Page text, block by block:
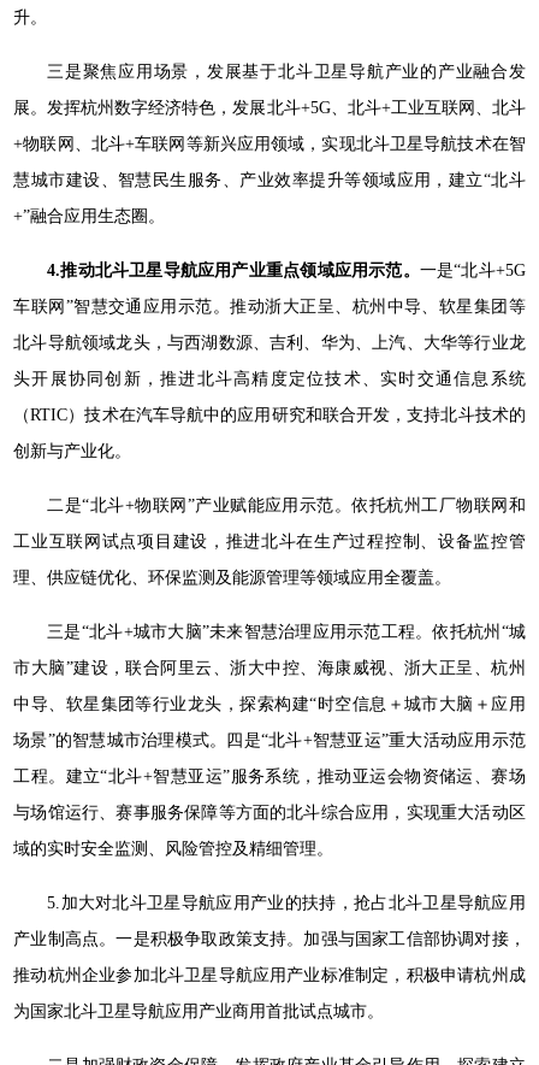
升。
三是聚焦应用场景，发展基于北斗卫星导航产业的产业融合发
展。发挥杭州数字经济特色，发展北斗+5G、北斗+工业互联网、北斗
+物联网、北斗+车联网等新兴应用领域，实现北斗卫星导航技术在智
慧城市建设、智慧民生服务、产业效率提升等领域应用，建立“北斗
+”融合应用生态圈。
4.推动北斗卫星导航应用产业重点领域应用示范。 一是“北斗+5G
车联网”智慧交通应用示范。推动浙大正呈、杭州中导、软星集团等
北斗导航领域龙头，与西湖数源、吉利、华为、上汽、大华等行业龙
头开展协同创新，推进北斗高精度定位技术、实时交通信息系统
（RTIC）技术在汽车导航中的应用研究和联合开发，支持北斗技术的
创新与产业化。
二是“北斗+物联网”产业赋能应用示范。依托杭州工厂物联网和
工业互联网试点项目建设，推进北斗在生产过程控制、设备监控管
理、供应链优化、环保监测及能源管理等领域应用全覆盖。
三是“北斗+城市大脑”未来智慧治理应用示范工程。依托杭州“城
市大脑”建设，联合阿里云、浙大中控、海康威视、浙大正呈、杭州
中导、软星集团等行业龙头，探索构建“时空信息＋城市大脑＋应用
场景”的智慧城市治理模式。四是“北斗+智慧亚运”重大活动应用示范
工程。建立“北斗+智慧亚运”服务系统，推动亚运会物资储运、赛场
与场馆运行、赛事服务保障等方面的北斗综合应用，实现重大活动区
域的实时安全监测、风险管控及精细管理。
5.加大对北斗卫星导航应用产业的扶持，抢占北斗卫星导航应用
产业制高点。一是积极争取政策支持。加强与国家工信部协调对接，
推动杭州企业参加北斗卫星导航应用产业标准制定，积极申请杭州成
为国家北斗卫星导航应用产业商用首批试点城市。